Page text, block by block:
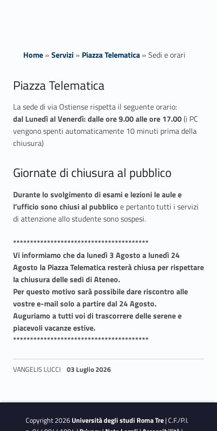
Home» Servizi» Piazza Telematica» Sedi e orari
S
e
d
i
e
o
r
a
r
i
Piazza Telematica
La sede di via Ostiense rispetta il seguente orario:
dal Lunedì al Venerdì: dalle ore 9.00 alle ore 17.00(i PC
vengono spenti automaticamente 10 minuti prima della
chiusura)
Giornate di chiusura al pubblico
Durante lo svolgimento di esami e lezioni le aule e
l’ufficio sono chiusi al pubblico e pertanto tutti i servizi
di attenzione allo studente sono sospesi.
****************************************
Vi informiamo che da lunedì 3 Agosto a lunedì 24
Agosto la Piazza Telematica resterà chiusa per rispettare
la chiusura delle sedi di Ateneo.
Per questo motivo sarà possibile dare riscontro alle
vostre e-mail solo a partire dal 24 Agosto.
Auguriamo a tutti voi di trascorrere delle serene e
piacevoli vacanze estive.
****************************************
VANGELIS LUCCI 03 Luglio 2026
Copyright 2026Università degli studi Roma Tre| C.F./P.I.